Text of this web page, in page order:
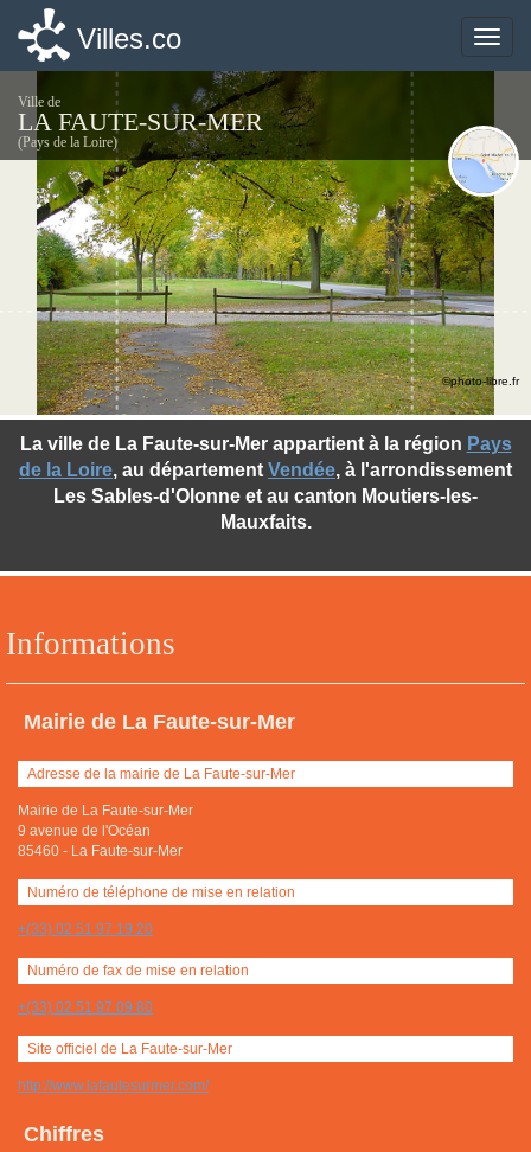
Toggle
Villes.co
Ville de
LA FAUTE-SUR-MER
(Pays de la Loire)
Informations
Mairie de La Faute-sur-Mer
Adresse de la mairie de La Faute-sur-Mer
Mairie de La Faute-sur-Mer
9 avenue de l'Océan
85460 - La Faute-sur-Mer
Numéro de téléphone de mise en relation
+(33) 02 51 97 19 20
Numéro de fax de mise en relation
+(33) 02 51 97 09 80
Site officiel de La Faute-sur-Mer
http://www.lafautesurmer.com/
Chiffres
La ville de La Faute-sur-Mer appartient à la région Pays
de la Loire, au département Vendée, à l'arrondissement
Les Sables-d'Olonne et au canton Moutiers-les-
Mauxfaits.
©photo-libre.fr
Toggle
Villes.co